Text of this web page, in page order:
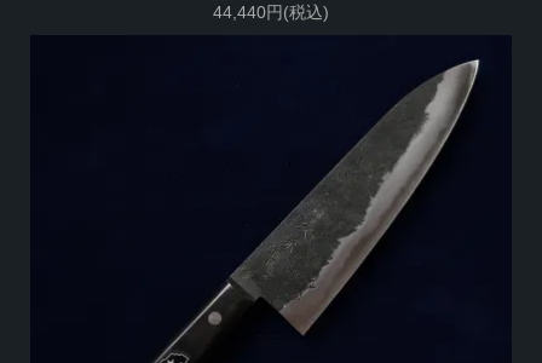
44,440円(税込)